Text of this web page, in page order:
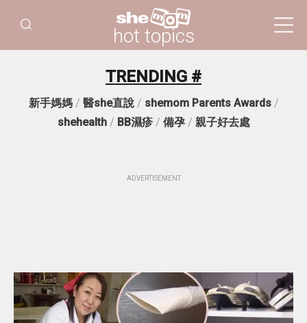
hot topics
TRENDING #
新手媽媽/ 醫she直說/ shemom Parents Awards/
shehealth/ BB濕疹/ 備孕/ 親子好去處
ADVERTISEMENT